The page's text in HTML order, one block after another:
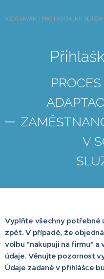
VZDĚLÁVÁNÍ | PRO | SOCIÁLNÍ | SLUŽBY
V
Vyplňte všechny potřebné
zpět. V případě, že
volbu "nakupuji na firmu"
údaje. Věnujte pozornost
Údaje zadané v přihlášce